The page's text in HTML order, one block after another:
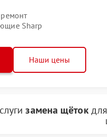
Sharp
Наши цены
замена щёток